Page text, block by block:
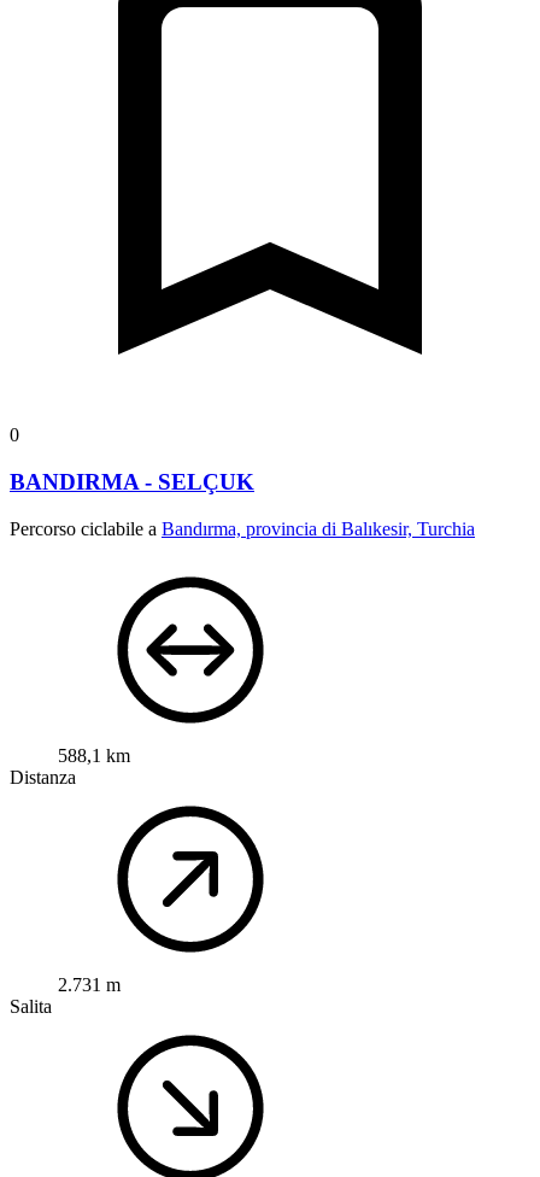
0
BANDIRMA - SELÇUK
Percorso ciclabile a Bandırma, provincia di Balıkesir, Turchia
588,1 km
Distanza
2.731 m
Salita